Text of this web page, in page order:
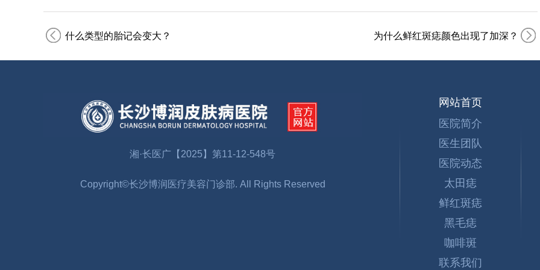
什么类型的胎记会变大？ 为什么鲜红斑痣颜色出现了加深？
湘·长医广【2025】第11-12-548号
Copyright©长沙博润医疗美容门诊部. All Rights Reserved
网站首页
医院简介
医生团队
医院动态
太田痣
鲜红斑痣
黑毛痣
咖啡斑
联系我们